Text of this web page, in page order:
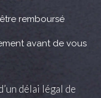
remboursé
avant de vous
délai légal de